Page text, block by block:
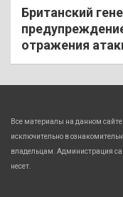
Британский
отражения
Все материалы на данном
исключительно в
владельцам. Администрация
несет.